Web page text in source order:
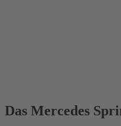
Das Mercedes